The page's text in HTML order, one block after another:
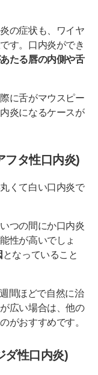
の症状も、ワイヤ
す。口内炎ができ
たる唇の内側や舌
に舌がマウスピー
炎になるケースが
フタ性口内炎)
くて白い口内炎で
つの間にか口内炎
性が高いでしょ
となっていること
間ほどで自然に治
広い場合は、他の
がおすすめです。
ダ性口内炎)